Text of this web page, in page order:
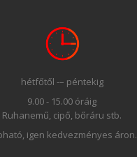
hétfőtől -– péntekig
9.00 - 15.00 óráig
Ruhanemű, cipő, bőráru stb.
igen kedvezményes áron.